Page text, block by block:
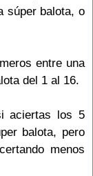
súper balota, o
entre una
del 1 al 16.
aciertas los 5
balota, pero
menos